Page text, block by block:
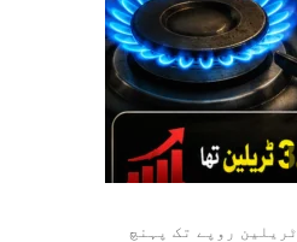
پاکستان میں گردشی قرضے کا بحران سنگین، بجلی و گیس شعبے کا قرض 5.1 ٹریلین روپے تک پہنچ